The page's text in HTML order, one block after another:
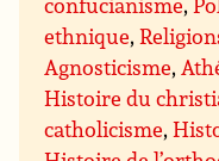
ethnique,
Agnosticisme,
Histoire du
catholicisme,